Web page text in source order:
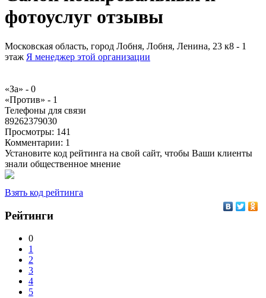
фотоуслуг отзывы
Московская область, город Лобня, Лобня, Ленина, 23 к8 - 1
этаж Я менеджер этой организации
«За» - 0
«Против» - 1
Телефоны для связи
89262379030
Просмотры: 141
Комментарии: 1
Установите код рейтинга на свой сайт, чтобы Ваши клиенты
знали общественное мнение
Взять код рейтинга
Рейтинги
0
1
2
3
4
5